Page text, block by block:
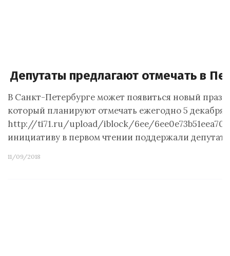
Депутаты предлагают отмечать в
В Санкт-Петербурге может появиться новый
который планируют отмечать ежегодно 5 декабря.
http://ti71.ru/upload/iblock/6ee/
инициативу в первом чтении поддержали
11/09/2018